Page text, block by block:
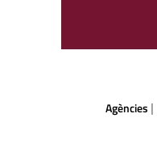
Agències |